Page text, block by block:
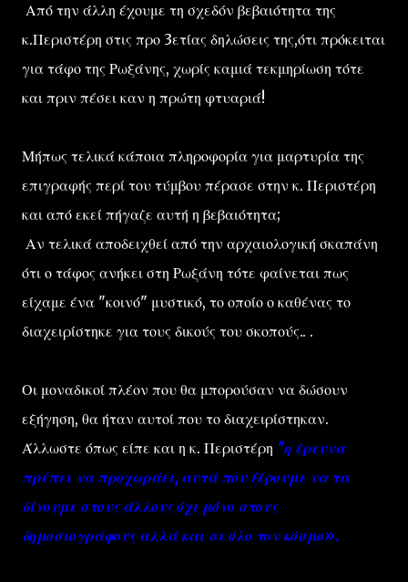
Από την άλλη έχουμε τη σχεδόν βεβαιότητα της
κ.Περιστέρη στις προ 3ετίας δηλώσεις της,ότι πρόκειται
για τάφο της Ρωξάνης, χωρίς καμιά τεκμηρίωση τότε
και πριν πέσει καν η πρώτη φτυαριά!
Μήπως τελικά κάποια πληροφορία για μαρτυρία της
επιγραφής περί του τύμβου πέρασε στην κ. Περιστέρη
και από εκεί πήγαζε αυτή η βεβαιότητα;
Αν τελικά αποδειχθεί από την αρχαιολογική σκαπάνη
ότι ο τάφος ανήκει στη Ρωξάνη τότε φαίνεται πως
είχαμε ένα "κοινό" μυστικό, το οποίο ο καθένας το
διαχειρίστηκε για τους δικούς του σκοπούς.. .
Οι μοναδικοί πλέον που θα μπορούσαν να δώσουν
εξήγηση, θα ήταν αυτοί που το διαχειρίστηκαν.
Άλλωστε όπως είπε και η κ. Περιστέρη "η έρευνα
πρέπει να προχωράει, αυτά που ξέρουμε να τα
δίνουμε στους άλλους όχι μόνο στους
δημοσιογράφους αλλά και σε όλο τον κόσμο».